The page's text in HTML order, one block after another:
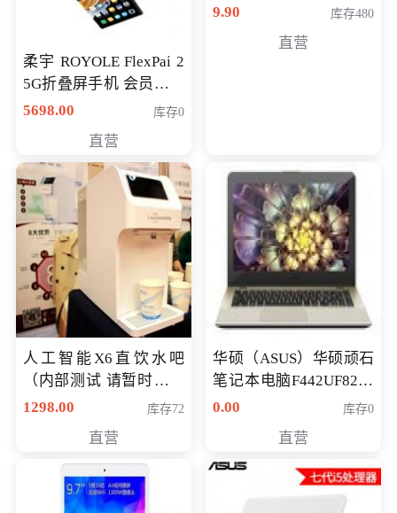
柔宇 ROYOLE FlexPai 2
5G折叠屏手机 会员专享
购买价格 4998元
5698.00 库存0
直营
9.90
库存480
直营
人工智能X6直饮水吧
（内部测试 请暂时不要
购买）
1298.00 库存72
直营
华硕（ASUS）华硕顽石
笔记本电脑F442UF8250
八代独显轻薄办公商务
0.00 库存0
直营